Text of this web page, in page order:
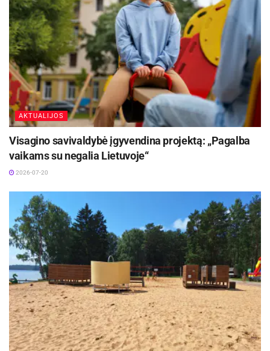
AKTUALIJOS
Visagino savivaldybė įgyvendina projektą: „Pagalba
vaikams su negalia Lietuvoje“
2026-07-20